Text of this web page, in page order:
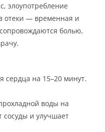
злоупотребление
отеки — временная и
болью,
сердца на 15–20 минут.
воды на
сосуды и улучшает